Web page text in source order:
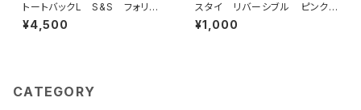
トートバックL S&S フォリッ
ジグリーン
¥4,500
スタイ リバーシブル ピンク＆
グリーン
¥1,000
CATEGORY